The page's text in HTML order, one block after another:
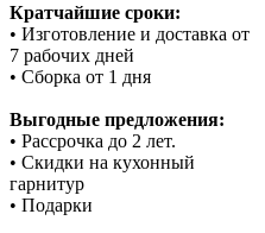
Кратчайшие сроки:
• Изготовление и доставка от
7 рабочих дней
• Сборка от 1 дня
Выгодные предложения:
• Рассрочка до 2 лет.
• Скидки на кухонный
гарнитур
• Подарки